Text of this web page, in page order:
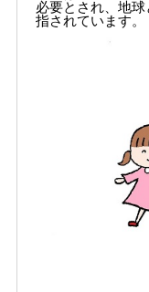
必要とされ、地
指されています。